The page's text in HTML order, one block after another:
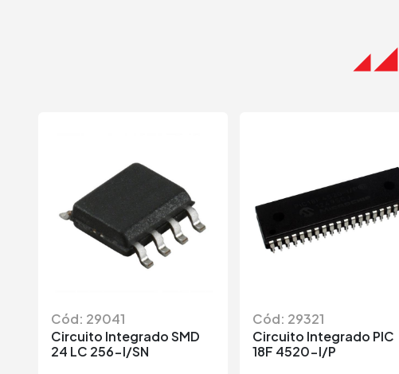
Cód: 29041
Circuito Integrado SMD
24 LC 256-I/SN
Cód: 29321
Circuito Integrado PIC
18F 4520-I/P